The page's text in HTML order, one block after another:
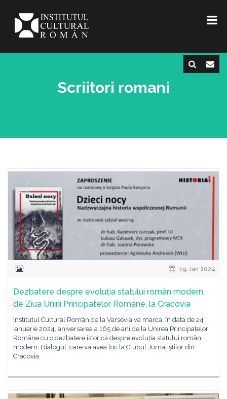
Scriitori romani
19 Jan 2024
Dezbatere despre evoluția statului român modern,
de Ziua Unirii Principatelor Române, la Cracovia
Institutul Cultural Român de la Varșovia va marca, în data de 24
ianuarie 2024, aniversarea a 165 de ani de la Unirea Principatelor
Române cu o dezbatere istorică despre evoluția statului român
modern. Dialogul, care va avea loc la Clubul Jurnaliștilor din
Cracovia